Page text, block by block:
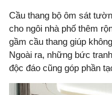
Cầu thang bộ ôm sát
cho ngôi nhà phố thêm
gầm cầu thang giúp
Ngoài ra, những bức
độc đáo cũng góp phần